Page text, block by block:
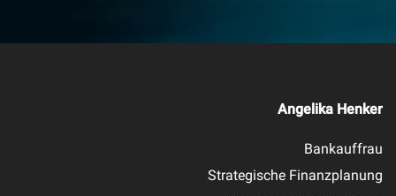
Angelika Henker
Bankauffrau
Strategische Finanzplanung